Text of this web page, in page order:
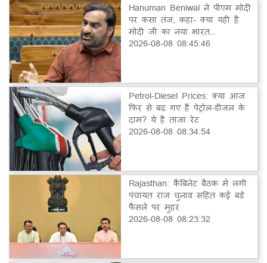
Hanuman Beniwal ने पीएम मोदी
पर कसा तंज, कहा- क्या यही है
मोदी जी का नया भारत…
2026-08-08 08:45:46
Petrol-Diesel Prices: क्या आज
फिर से बढ़ गए हैं पेट्रोल-डीजल के
दाम? ये है ताजा रेट
2026-08-08 08:34:54
Rajasthan: कैबिनेट बैठक में लगी
पंचायत राज चुनाव सहित कई बड़े
फैसले पर मुहर
2026-08-08 08:23:32